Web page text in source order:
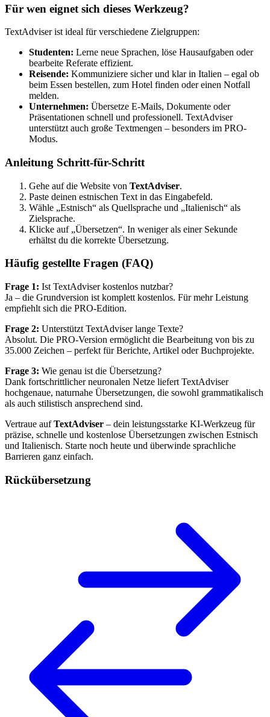
Für wen eignet sich dieses Werkzeug?
TextAdviser ist ideal für verschiedene Zielgruppen:
Studenten: Lerne neue Sprachen, löse Hausaufgaben oder
bearbeite Referate effizient.
Reisende: Kommuniziere sicher und klar in Italien – egal ob
beim Essen bestellen, zum Hotel finden oder einen Notfall
melden.
Unternehmen: Übersetze E-Mails, Dokumente oder
Präsentationen schnell und professionell. TextAdviser
unterstützt auch große Textmengen – besonders im PRO-
Modus.
Anleitung Schritt-für-Schritt
Gehe auf die Website von TextAdviser.
Paste deinen estnischen Text in das Eingabefeld.
Wähle „Estnisch“ als Quellsprache und „Italienisch“ als
Zielsprache.
Klicke auf „Übersetzen“. In weniger als einer Sekunde
erhältst du die korrekte Übersetzung.
Häufig gestellte Fragen (FAQ)
Frage 1: Ist TextAdviser kostenlos nutzbar?
Ja – die Grundversion ist komplett kostenlos. Für mehr Leistung
empfiehlt sich die PRO-Edition.
Frage 2: Unterstützt TextAdviser lange Texte?
Absolut. Die PRO-Version ermöglicht die Bearbeitung von bis zu
35.000 Zeichen – perfekt für Berichte, Artikel oder Buchprojekte.
Frage 3: Wie genau ist die Übersetzung?
Dank fortschrittlicher neuronalen Netze liefert TextAdviser
hochgenaue, naturnahe Übersetzungen, die sowohl grammatikalisch
als auch stilistisch ansprechend sind.
Vertraue aufTextAdviser – dein leistungsstarke KI-Werkzeug für
präzise, schnelle und kostenlose Übersetzungen zwischen Estnisch
und Italienisch. Starte noch heute und überwinde sprachliche
Barrieren ganz einfach.
Rückübersetzung